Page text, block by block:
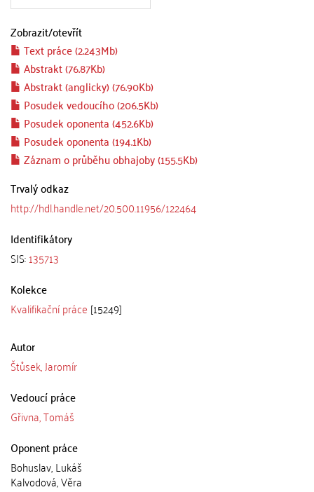
Zobrazit/otevřít
Text práce (2.243Mb)
Abstrakt (76.87Kb)
Abstrakt (anglicky) (76.90Kb)
Posudek vedoucího (206.5Kb)
Posudek oponenta (452.6Kb)
Posudek oponenta (194.1Kb)
Záznam o průběhu obhajoby (155.5Kb)
Trvalý odkaz
http://hdl.handle.net/20.500.11956/122464
Identifikátory
SIS:135713
Kolekce
Kvalifikační práce [15249]
Autor
Štůsek, Jaromír
Vedoucí práce
Gřivna, Tomáš
Oponent práce
Bohuslav, Lukáš
Kalvodová, Věra